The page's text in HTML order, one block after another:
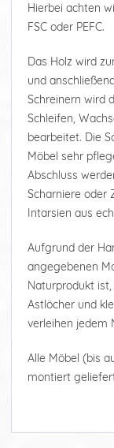
Hierbei achten
FSC oder PEFC.
Das Holz wird
und
Schreinern wird
Schleifen,
bearbeitet. Die
Möbel sehr
Abschluss
Scharniere oder
Intarsien aus
Aufgrund der
angegebenen
Naturprodukt
Astlöcher und
verleihen jedem
Alle Möbel (bis
montiert